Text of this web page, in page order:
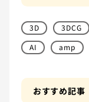
3D 3DCG
AI
amp
おすすめ記事